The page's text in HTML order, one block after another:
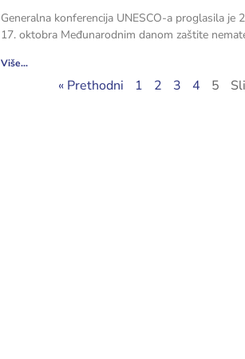
Generalna konferencija UNESCO-a proglasila je
17. oktobra Međunarodnim danom zaštite
Više...
« Prethodni 1 2 3 4 5